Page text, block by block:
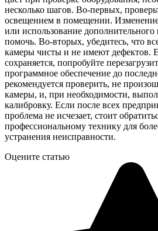
несколько шагов. Во-первых,
освещением в помещении.
или использование дополнительного
помочь. Во-вторых, убедитесь, что
камеры чисты и не имеют дефектов.
сохраняется, попробуйте
программное обеспечение до
рекомендуется проверить, не
камеры, и, при необходимости,
калибровку. Если после всех
проблема не исчезает, стоит
профессиональному технику для
устранения неисправности.
Оцените статью